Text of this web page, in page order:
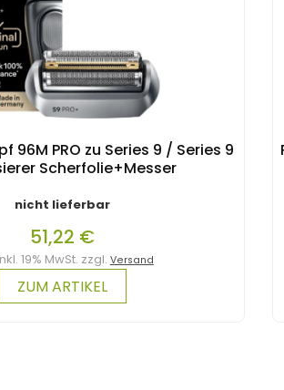
96M PRO zu Series 9 / Series 9
Scherfolie+Messer
nicht lieferbar
51,22 €
19% MwSt. zzgl. Versand
ZUM ARTIKEL